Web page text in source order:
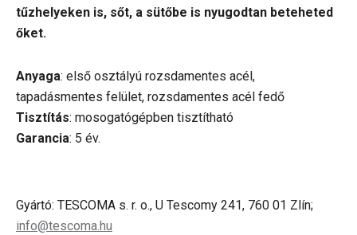
tűzhelyeken is, sőt, a sütőbe is nyugodtan beteheted
őket.
Anyaga: első osztályú rozsdamentes acél,
tapadásmentes felület, rozsdamentes acél fedő
Tisztítás: mosogatógépben tisztítható
Garancia: 5 év.
Gyártó: TESCOMA s. r. o., U Tescomy 241, 760 01 Zlín;
info@tescoma.hu